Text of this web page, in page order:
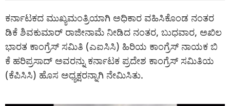
ಕರ್ನಾಟಕದ ಮುಖ್ಯಮಂತ್ರಿಯಾಗಿ ಅಧಿಕಾರ ವಹಿಸಿಕೊಂಡ ನಂತರ
ಡಿಕೆ ಶಿವಕುಮಾರ್ ರಾಜೀನಾಮೆ ನೀಡಿದ ನಂತರ, ಬುಧವಾರ, ಅಖಿಲ
ಭಾರತ ಕಾಂಗ್ರೆಸ್ ಸಮಿತಿ (ಎಐಸಿಸಿ) ಹಿರಿಯ ಕಾಂಗ್ರೆಸ್ ನಾಯಕ ಬಿ
ಕೆ ಹರಿಪ್ರಸಾದ್ ಅವರನ್ನು ಕರ್ನಾಟಕ ಪ್ರದೇಶ ಕಾಂಗ್ರೆಸ್ ಸಮಿತಿಯ
(ಕೆಪಿಸಿಸಿ) ಹೊಸ ಅಧ್ಯಕ್ಷರನ್ನಾಗಿ ನೇಮಿಸಿತು.